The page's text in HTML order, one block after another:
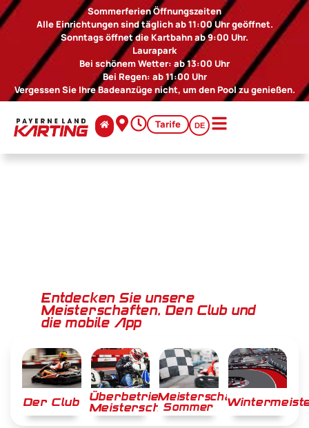
Sommerferien Öffnungszeiten
Alle Einrichtungen sind täglich ab 11:00 Uhr geöffnet.
Sonntags öffnet die Kartbahn ab 9:00 Uhr.
Laurapark
Bei schönem Wetter: ab 13:00 Uhr
Bei Regen: ab 11:00 Uhr
Vergessen Sie Ihre Badeanzüge nicht, um den Pool zu genießen.
Tarife DE
Entdecken Sie unsere
Meisterschaften, Den Club und
die mobile App
Der Club Überbetriebliche
Meisterschaft
Meisterschaft
Sommer